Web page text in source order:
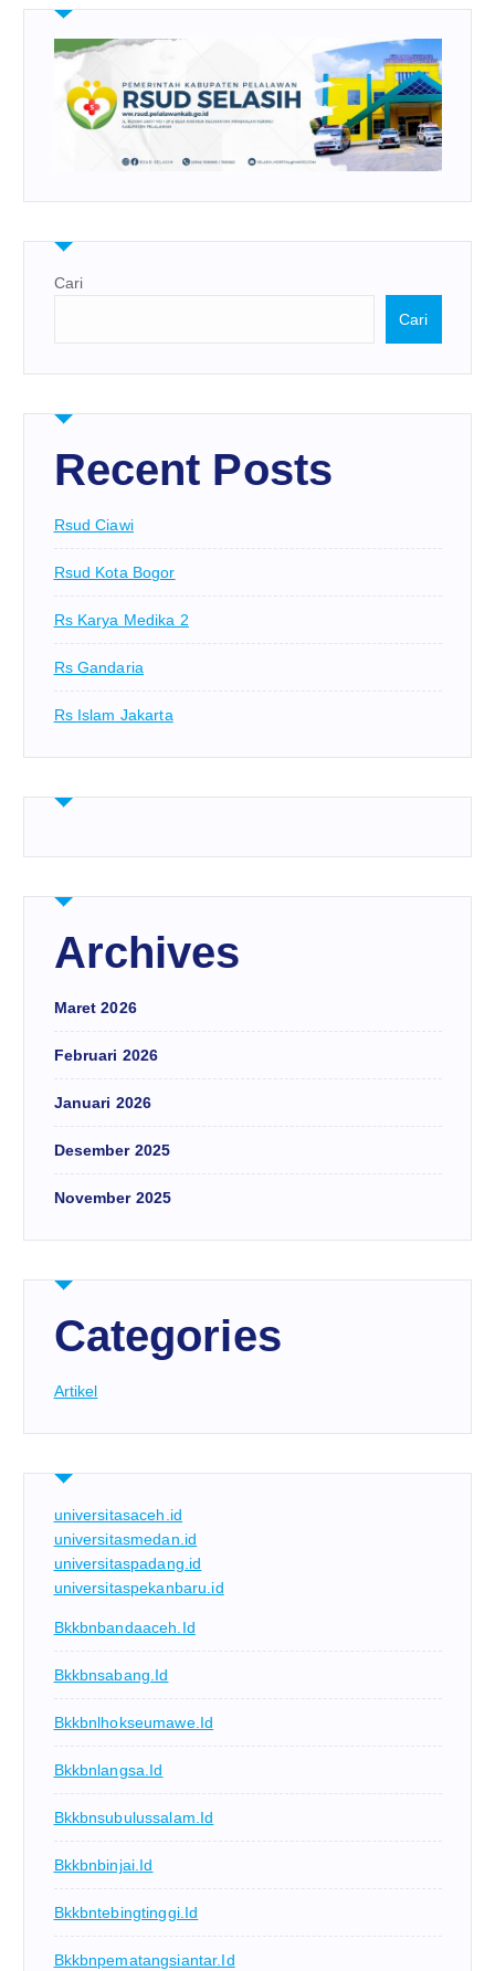
Cari
Cari
Recent Posts
Rsud Ciawi
Rsud Kota Bogor
Rs Karya Medika 2
Rs Gandaria
Rs Islam Jakarta
Archives
Maret 2026
Februari 2026
Januari 2026
Desember 2025
November 2025
Categories
Artikel
universitasaceh.id
universitasmedan.id
universitaspadang.id
universitaspekanbaru.id
Bkkbnbandaaceh.id
Bkkbnsabang.id
Bkkbnlhokseumawe.id
Bkkbnlangsa.id
Bkkbnsubulussalam.id
Bkkbnbinjai.id
Bkkbntebingtinggi.id
Bkkbnpematangsiantar.id